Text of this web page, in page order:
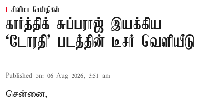
சினிமா செய்திகள்
கார்த்திக் சுப்பராஜ் இயக்கிய
`டோரதி' படத்தின் டீசர் வெளியீடு
Published on: 06 Aug 2026, 3:51 am
சென்னை,